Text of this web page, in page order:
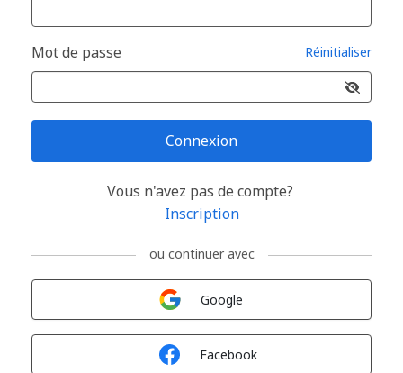
Mot de passe Réinitialiser
Connexion
Vous n'avez pas de compte?
Inscription
ou continuer avec
Google
Facebook